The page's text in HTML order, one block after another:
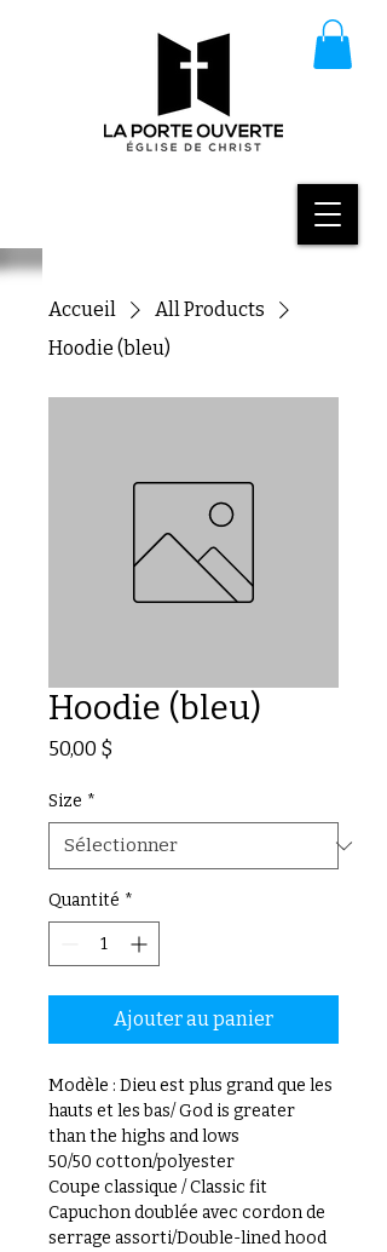
Accueil
All Products
Hoodie (bleu)
Hoodie (bleu)
50,00 $
Size *
Quantité *
Ajouter au panier
Modèle : Dieu est plus grand que les
hauts et les bas/ God is greater
than the highs and lows
50/50 cotton/polyester
Coupe classique / Classic fit
Capuchon doublée avec cordon de
serrage assorti/Double-lined hood